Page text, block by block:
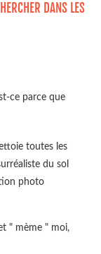
DANS LES
ce parce que
toutes les
du sol
photo
" mème " moi,